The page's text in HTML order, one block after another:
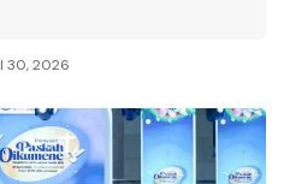
30, 2026